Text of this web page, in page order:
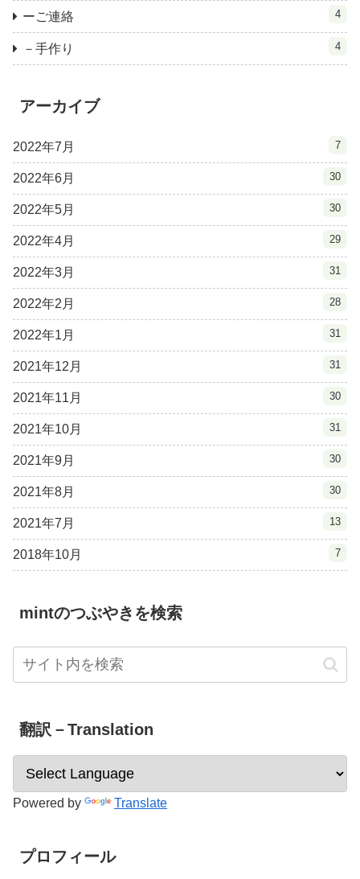
ーご連絡 4
－手作り 4
アーカイブ
2022年7月 7
2022年6月 30
2022年5月 30
2022年4月 29
2022年3月 31
2022年2月 28
2022年1月 31
2021年12月 31
2021年11月 30
2021年10月 31
2021年9月 30
2021年8月 30
2021年7月 13
2018年10月 7
mintのつぶやきを検索
翻訳－Translation
Powered by Translate
プロフィール